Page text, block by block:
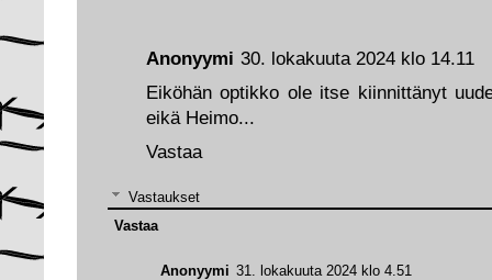
Anonyymi 30. lokakuuta 2024 klo 14.11
Eiköhän optikko ole itse kiinnittänyt
eikä Heimo...
Vastaa
Vastaukset
Anonyymi 31. lokakuuta 2024 klo 4.51
Vastaa